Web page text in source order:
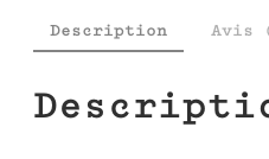
Description Avis